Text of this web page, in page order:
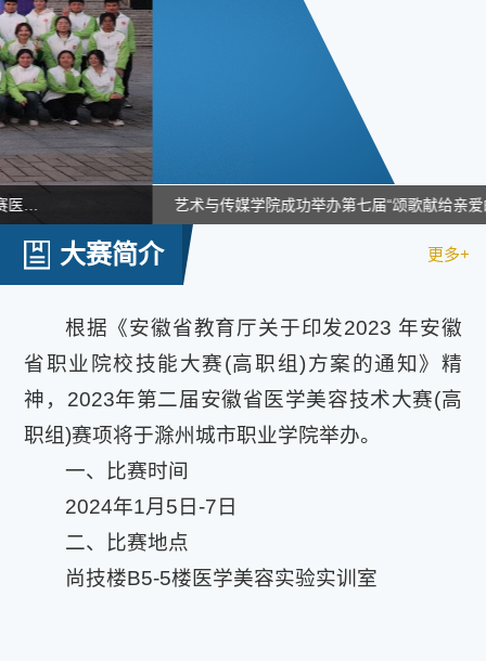
大赛简介 更多+
根据《安徽省教育厅关于印发2023 年安徽
省职业院校技能大赛(高职组)方案的通知》精
神，2023年第二届安徽省医学美容技术大赛(高
职组)赛项将于滁州城市职业学院举办。
一、比赛时间
2024年1月5日-7日
二、
比赛地点
尚技楼B5-5楼医学美容实验实训室